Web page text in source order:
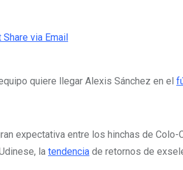
Share via Email
quiere llegar Alexis Sánchez en el
expectativa entre los hinchas de Colo-
la tendencia de retornos de